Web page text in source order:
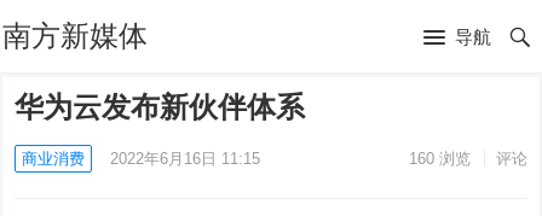
南方新媒体 导航
华为云发布新伙伴体系
商业消费 2022年6月16日 11:15 160浏览 评论